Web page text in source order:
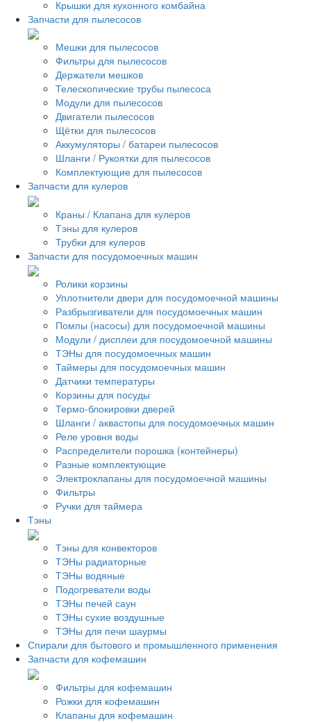
Крышки для кухонного комбайна
Запчасти для пылесосов
Мешки для пылесосов
Фильтры для пылесосов
Держатели мешков
Телескопические трубы пылесоса
Модули для пылесосов
Двигатели пылесосов
Щётки для пылесосов
Аккумуляторы / батареи пылесосов
Шланги / Рукоятки для пылесосов
Комплектующие для пылесосов
Запчасти для кулеров
Краны / Клапана для кулеров
Тэны для кулеров
Трубки для кулеров
Запчасти для посудомоечных машин
Ролики корзины
Уплотнители двери для посудомоечной машины
Разбрызгиватели для посудомоечных машин
Помпы (насосы) для посудомоечной машины
Модули / дисплеи для посудомоечной машины
ТЭНы для посудомоечных машин
Таймеры для посудомоечных машин
Датчики температуры
Корзины для посуды
Термо-блокировки дверей
Шланги / аквастопы для посудомоечных машин
Реле уровня воды
Распределители порошка (контейнеры)
Разные комплектующие
Электроклапаны для посудомоечной машины
Фильтры
Ручки для таймера
Тэны
Тэны для конвекторов
ТЭНы радиаторные
ТЭНы водяные
Подогреватели воды
ТЭНы печей саун
ТЭНы сухие воздушные
ТЭНы для печи шаурмы
Спирали для бытового и промышленного применения
Запчасти для кофемашин
Фильтры для кофемашин
Рожки для кофемашин
Клапаны для кофемашин